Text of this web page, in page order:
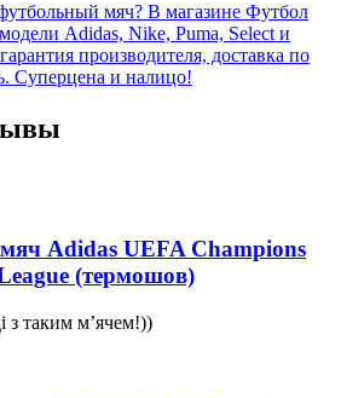
мяч? В магазине Футбол
Adidas, Nike, Puma, Select и
производителя, доставка по
Суперцена и налицо!
Adidas UEFA Champions
(термошов)
з таким мʼячем!))